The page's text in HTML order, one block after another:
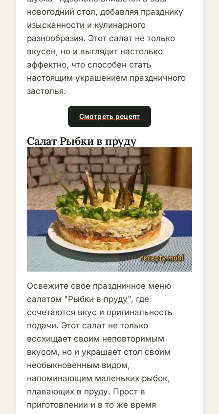
новогодний стол, добавляя празднику
изысканности и кулинарного
разнообразия. Этот салат не только
вкусен, но и выглядит настолько
эффектно, что способен стать
настоящим украшением праздничного
застолья.
Смотреть рецепт
Салат Рыбки в пруду
Освежите свое праздничное меню
салатом "Рыбки в пруду", где
сочетаются вкус и оригинальность
подачи. Этот салат не только
восхищает своим неповторимым
вкусом, но и украшает стол своим
необыкновенным видом,
напоминающим маленьких рыбок,
плавающих в пруду. Прост в
приготовлении и в то же время